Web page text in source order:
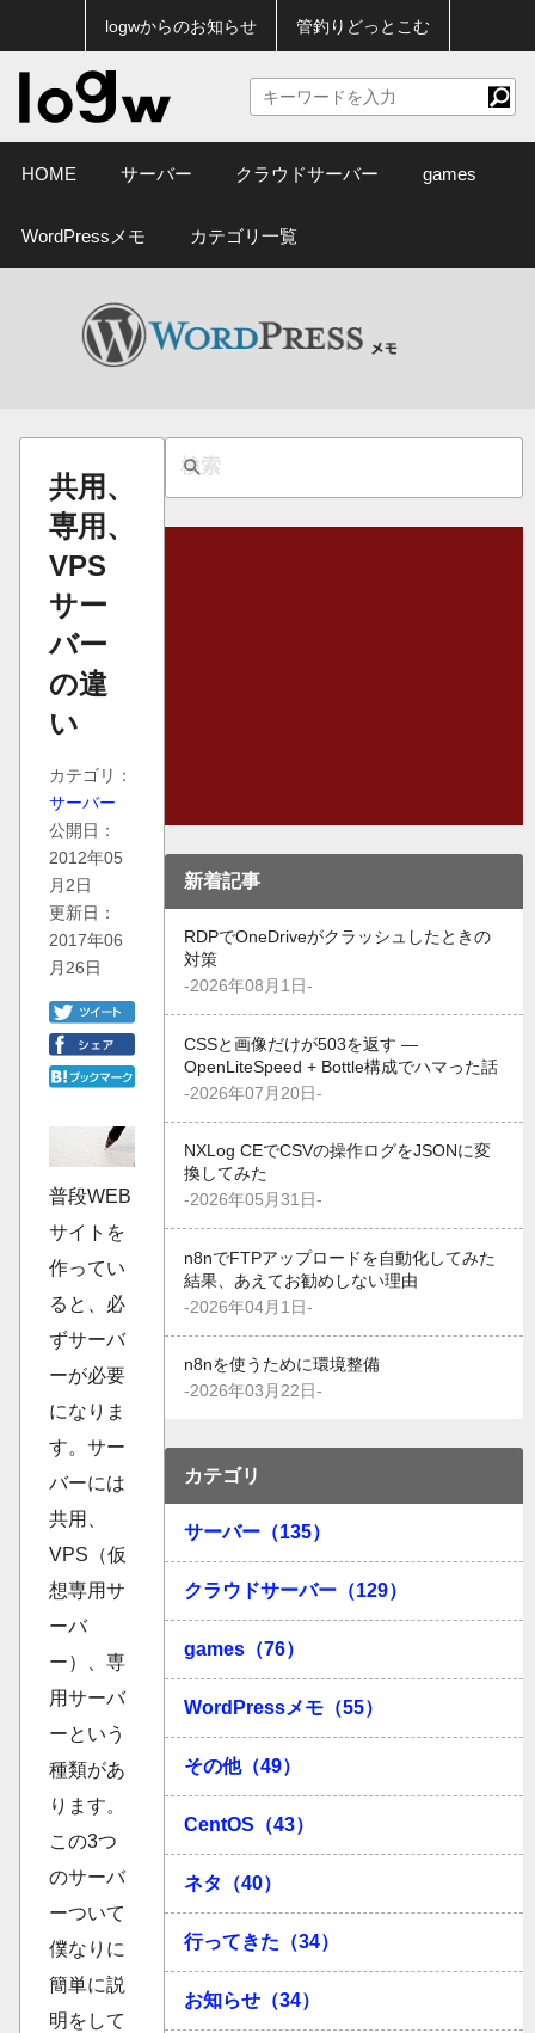
logwからのお知らせ 管釣りどっとこむ
HOME サーバー クラウドサーバー games
WordPressメモ カテゴリ一覧
共用、
専用、
VPS
サー
バー
の違
い
カテゴリ：
サーバー
公開日：
2012年05
月2日
更新日：
2017年06
月26日
普段WEB
サイトを
作ってい
ると、必
ずサーバ
ーが必要
になりま
す。サー
バーには
共用、
VPS（仮
想専用サ
ーバ
ー）、専
用サーバ
ーという
種類があ
ります。
この3つ
のサーバ
ーついて
僕なりに
簡単に説
明をして
新着記事
RDPでOneDriveがクラッシュしたときの
対策
-2026年08月1日-
CSSと画像だけが503を返す —
OpenLiteSpeed + Bottle構成でハマった話
-2026年07月20日-
NXLog CEでCSVの操作ログをJSONに変
換してみた
-2026年05月31日-
n8nでFTPアップロードを自動化してみた
結果、あえてお勧めしない理由
-2026年04月1日-
n8nを使うために環境整備
-2026年03月22日-
カテゴリ
サーバー（135）
クラウドサーバー（129）
games（76）
WordPressメモ（55）
その他（49）
CentOS（43）
ネタ（40）
行ってきた（34）
お知らせ（34）